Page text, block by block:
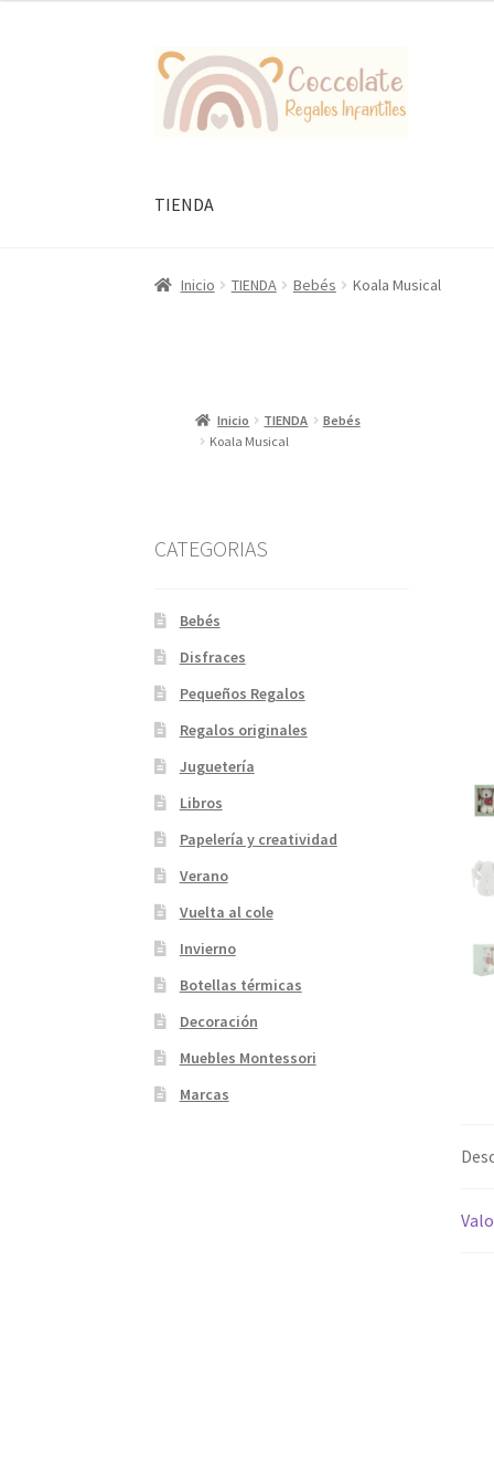
Ir
la
Ir
al
contenido
TIENDA
Inicio TIENDA Bebés Koala Musical
Inicio TIENDA
Bebés
Koala Musical
CATEGORIAS
Bebés
Disfraces
Pequeños Regalos
Regalos originales
Juguetería
Libros
Papelería y creatividad
Verano
Vuelta al cole
Invierno
Botellas térmicas
Decoración
Muebles Montessori
Marcas